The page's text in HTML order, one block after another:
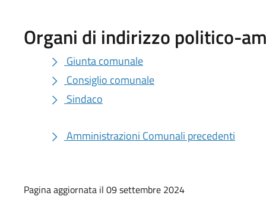
Organi di indirizzo politico-
Giunta comunale
Consiglio comunale
Sindaco
Amministrazioni Comunali precedenti
Pagina aggiornata il 09 settembre 2024